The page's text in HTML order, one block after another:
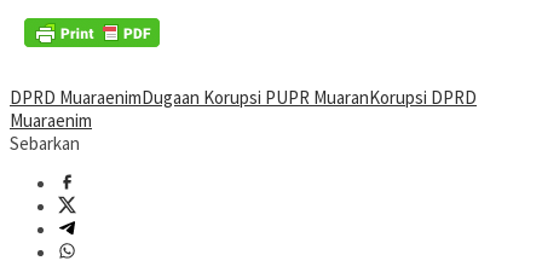
DPRD MuaraenimDugaan Korupsi PUPR MuaranKorupsi DPRD
Muaraenim
Sebarkan